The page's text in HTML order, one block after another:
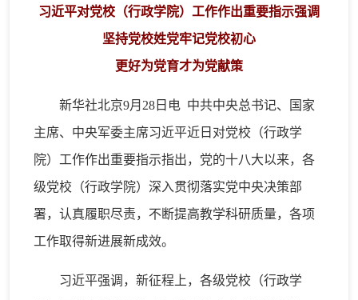
习近平对党校（行政学院）工作作出重要指示强调
坚持党校姓党牢记党校初心
更好为党育才为党献策
新华社北京9月28日电 中共中央总书记、国家
主席、中央军委主席习近平近日对党校（行政学
院）工作作出重要指示指出，党的十八大以来，各
级党校（行政学院）深入贯彻落实党中央决策部
署，认真履职尽责，不断提高教学科研质量，各项
工作取得新进展新成效。
习近平强调，新征程上，各级党校（行政学